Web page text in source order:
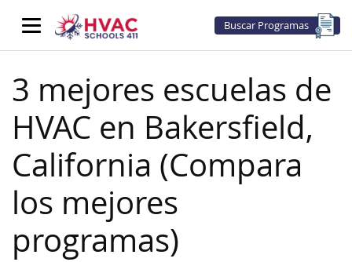
Buscar Programas
3 mejores escuelas de
HVAC en Bakersfield,
California (Compara
los mejores
programas)